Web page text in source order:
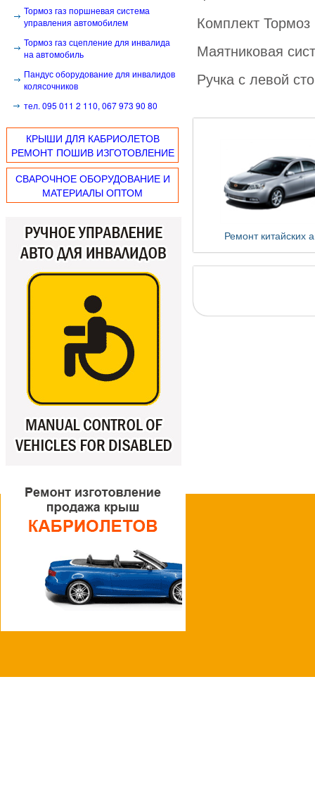
Тормоз газ поршневая система
управления автомобилем
Тормоз газ сцепление для инвалида
на автомобиль
Пандус оборудование для инвалидов
колясочников
тел. 095 011 2 110, 067 973 90 80
КРЫШИ ДЛЯ КАБРИОЛЕТОВ
РЕМОНТ ПОШИВ ИЗГОТОВЛЕНИЕ
СВАРОЧНОЕ ОБОРУДОВАНИЕ И
МАТЕРИАЛЫ ОПТОМ
Комплект Тормоз
Маятниковая
Ручка с левой
Ремонт китайских